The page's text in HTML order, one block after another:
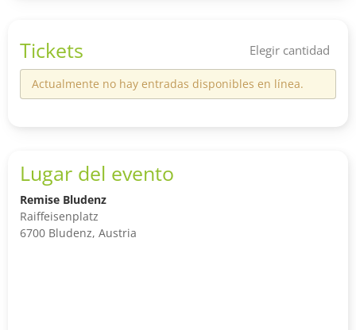
Tickets Elegir cantidad
Actualmente no hay entradas disponibles en línea.
Lugar del evento
Remise Bludenz
Raiffeisenplatz
6700 Bludenz, Austria